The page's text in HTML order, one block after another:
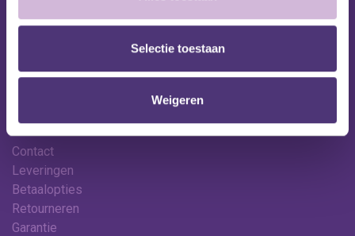
Selectie toestaan
Weigeren
Onze specialisten
Contact
Hulp & contact
Contact
Leveringen
Betaalopties
Retourneren
Garantie